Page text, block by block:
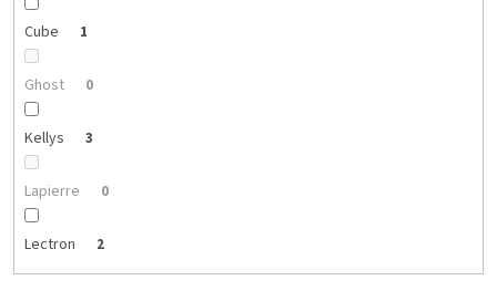
Cube 1
Ghost 0
Kellys 3
Lapierre 0
Lectron 2